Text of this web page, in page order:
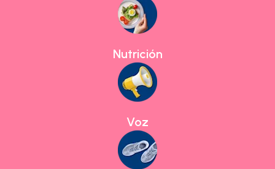
Nutrición
Voz